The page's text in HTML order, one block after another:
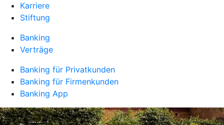
Karriere
Stiftung
Banking
Verträge
Banking für Privatkunden
Banking für Firmenkunden
Banking App